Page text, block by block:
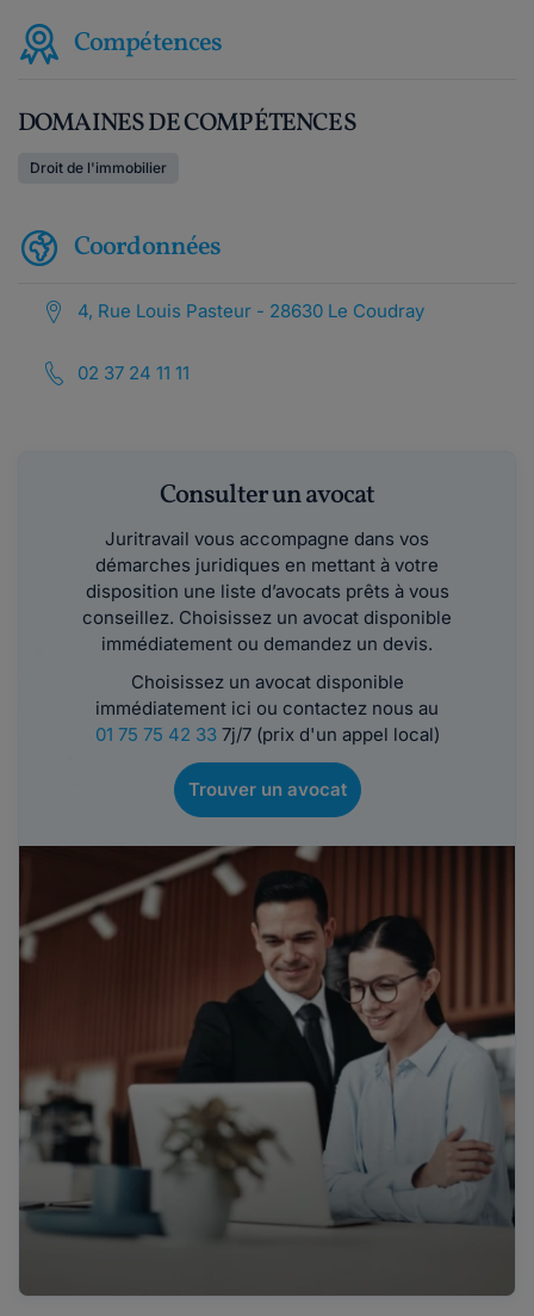
Compétences
DOMAINES DE COMPÉTENCES
Droit de l'immobilier
Coordonnées
4, Rue Louis Pasteur - 28630 Le Coudray
02 37 24 11 11
Consulter un avocat
Juritravail vous accompagne dans vos
démarches juridiques en mettant à votre
disposition une liste d’avocats prêts à vous
conseillez. Choisissez un avocat disponible
immédiatement ou demandez un devis.
Choisissez un avocat disponible
immédiatement ici ou contactez nous au
01 75 75 42 337j/7 (prix d'un appel local)
Trouver un avocat